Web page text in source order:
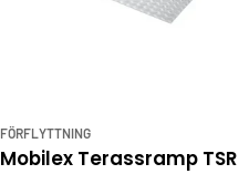
FÖRFLYTTNING
Mobilex Terassramp TSR